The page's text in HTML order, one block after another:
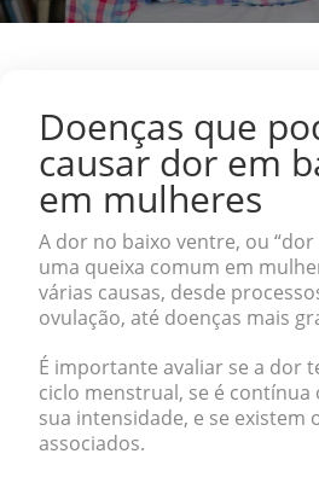
Doenças que
causar dor em
em mulheres
A dor no baixo ventre, ou
uma queixa comum em
várias causas, desde
ovulação, até doenças mais
É importante avaliar se a dor
ciclo menstrual, se é
sua intensidade, e se existem
associados.